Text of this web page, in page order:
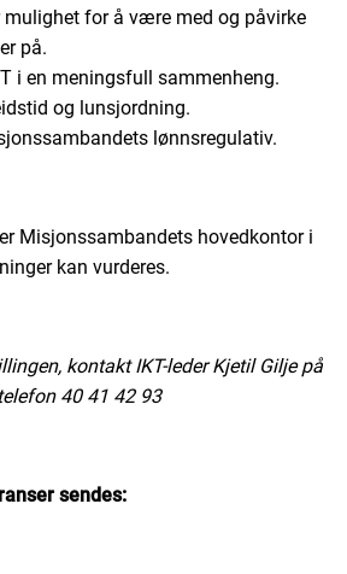
mulighet for å være med og påvirke
på.
i en meningsfull sammenheng.
og lunsjordning.
lønnsregulativ.
Misjonssambandets hovedkontor i
kan vurderes.
kontakt IKT-leder Kjetil Gilje på
40 41 42 93
sendes: